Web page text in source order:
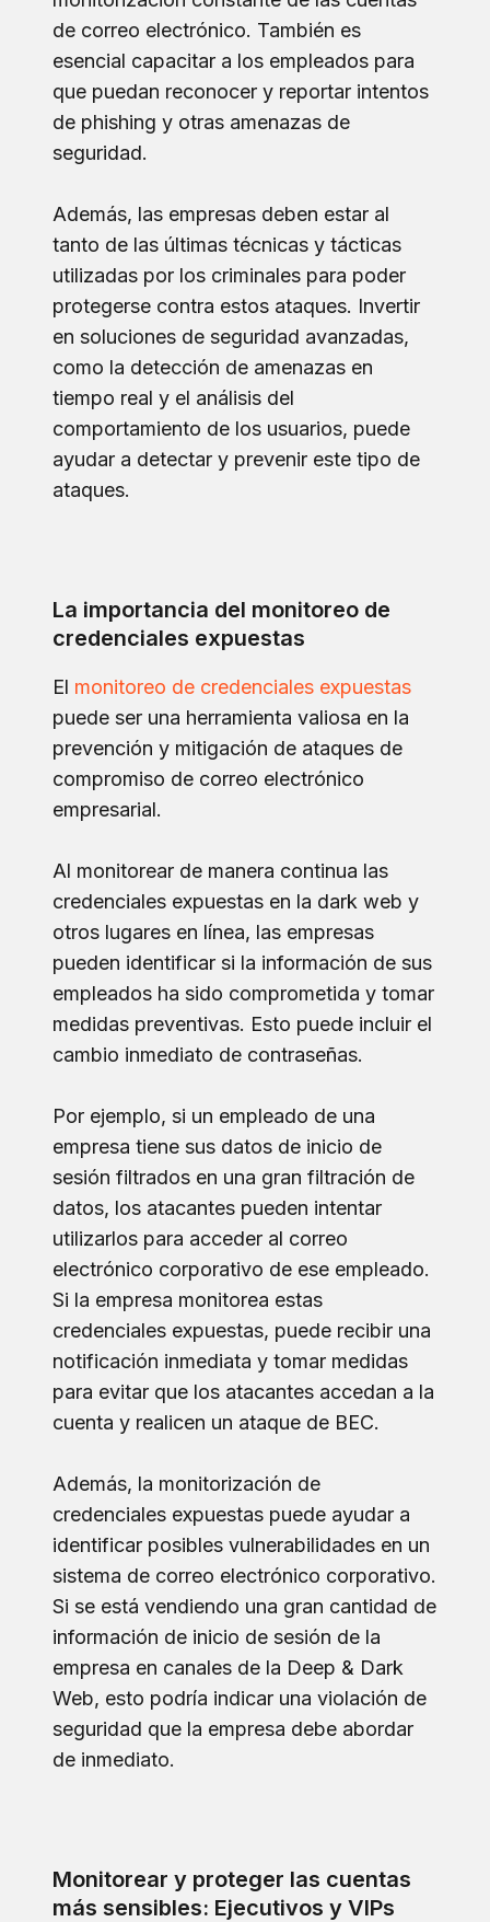
de correo electrónico. También es
esencial capacitar a los empleados para
que puedan reconocer y reportar intentos
de phishing y otras amenazas de
seguridad.
Además, las empresas deben estar al
tanto de las últimas técnicas y tácticas
utilizadas por los criminales para poder
protegerse contra estos ataques. Invertir
en soluciones de seguridad avanzadas,
como la detección de amenazas en
tiempo real y el análisis del
comportamiento de los usuarios, puede
ayudar a detectar y prevenir este tipo de
ataques.
La importancia del monitoreo de
credenciales expuestas
El monitoreo de credenciales expuestas
puede ser una herramienta valiosa en la
prevención y mitigación de ataques de
compromiso de correo electrónico
empresarial.
Al monitorear de manera continua las
credenciales expuestas en la dark web y
otros lugares en línea, las empresas
pueden identificar si la información de sus
empleados ha sido comprometida y tomar
medidas preventivas. Esto puede incluir el
cambio inmediato de contraseñas.
Por ejemplo, si un empleado de una
empresa tiene sus datos de inicio de
sesión filtrados en una gran filtración de
datos, los atacantes pueden intentar
utilizarlos para acceder al correo
electrónico corporativo de ese empleado.
Si la empresa monitorea estas
credenciales expuestas, puede recibir una
notificación inmediata y tomar medidas
para evitar que los atacantes accedan a la
cuenta y realicen un ataque de BEC.
Además, la monitorización de
credenciales expuestas puede ayudar a
identificar posibles vulnerabilidades en un
sistema de correo electrónico corporativo.
Si se está vendiendo una gran cantidad de
información de inicio de sesión de la
empresa en canales de la Deep & Dark
Web, esto podría indicar una violación de
seguridad que la empresa debe abordar
de inmediato.
Monitorear y proteger las cuentas
más sensibles: Ejecutivos y VIPs